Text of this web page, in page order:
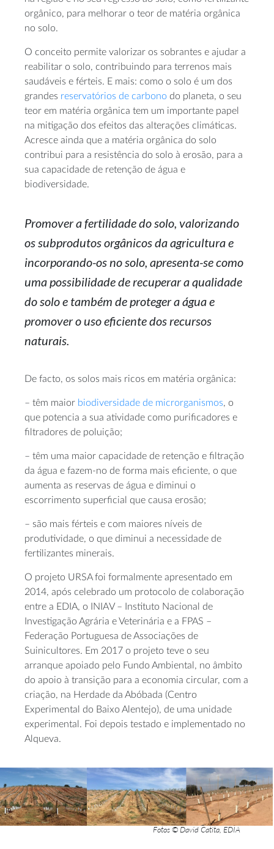
orgânico, para melhorar o teor de matéria orgânica
no solo.
O conceito permite valorizar os sobrantes e ajudar a
reabilitar o solo, contribuindo para terrenos mais
saudáveis e férteis. E mais: como o solo é um dos
grandes reservatórios de carbono do planeta, o seu
teor em matéria orgânica tem um importante papel
na mitigação dos efeitos das alterações climáticas.
Acresce ainda que a matéria orgânica do solo
contribui para a resistência do solo à erosão, para a
sua capacidade de retenção de água e
biodiversidade.
Promover a fertilidade do solo, valorizando
os subprodutos orgânicos da agricultura e
incorporando-os no solo, apresenta-se como
uma possibilidade de recuperar a qualidade
do solo e também de proteger a água e
promover o uso eficiente dos recursos
naturais.
De facto, os solos mais ricos em matéria orgânica:
– têm maior biodiversidade de microrganismos, o
que potencia a sua atividade como purificadores e
filtradores de poluição;
– têm uma maior capacidade de retenção e filtração
da água e fazem-no de forma mais eficiente, o que
aumenta as reservas de água e diminui o
escorrimento superficial que causa erosão;
– são mais férteis e com maiores níveis de
produtividade, o que diminui a necessidade de
fertilizantes minerais.
O projeto URSA foi formalmente apresentado em
2014, após celebrado um protocolo de colaboração
entre a EDIA, o INIAV – Instituto Nacional de
Investigação Agrária e Veterinária e a FPAS –
Federação Portuguesa de Associações de
Suinicultores. Em 2017 o projeto teve o seu
arranque apoiado pelo Fundo Ambiental, no âmbito
do apoio à transição para a economia circular, com a
criação, na Herdade da Abóbada (Centro
Experimental do Baixo Alentejo), de uma unidade
experimental. Foi depois testado e implementado no
Alqueva.
Fotos © David Catita, EDIA